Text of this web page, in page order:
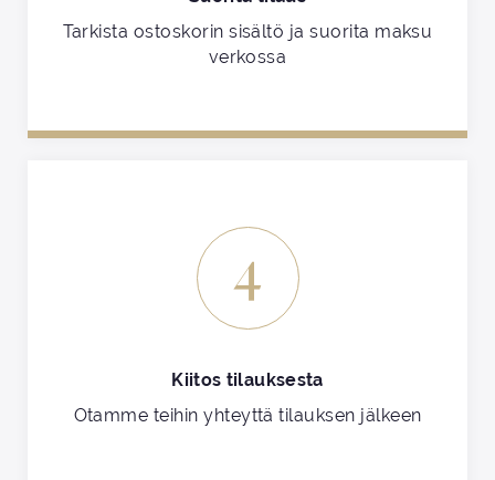
Tarkista ostoskorin sisältö ja suorita maksu
verkossa
4
Kiitos tilauksesta
Otamme teihin yhteyttä tilauksen jälkeen